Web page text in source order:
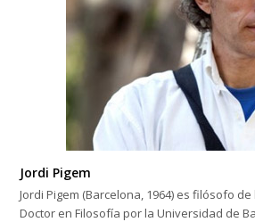
Jordi Pigem
Jordi Pigem (Barcelona, 1964) es filósofo
Doctor en Filosofía por la Universidad de